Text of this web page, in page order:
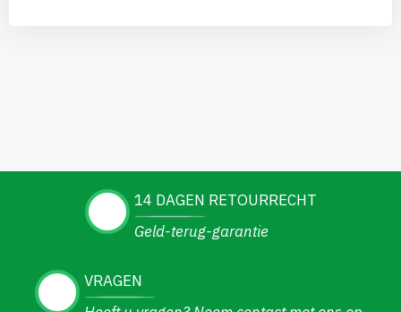
14 DAGEN RETOURRECHT
Geld-terug-garantie
VRAGEN